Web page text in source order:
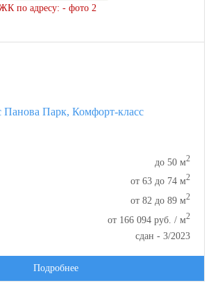
Парк, Комфорт-класс
до 50 м2
от 63 до 74 м2
от 82 до 89 м2
от 166 094 руб. / м2
сдан - 3/2023
Подробнее